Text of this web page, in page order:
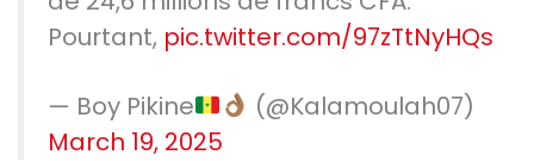
Pourtant, pic.twitter.com/97zTtNyHQs
— Boy Pikine
(@Kalamoulah07)
March 19, 2025